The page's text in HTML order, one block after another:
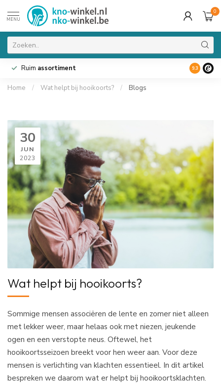
MENU
0
Ruim assortiment 9.3
Home / Wat helpt bij hooikoorts? / Blogs
30
JUN
2023
Wat helpt bij hooikoorts?
Sommige mensen associëren de lente en zomer niet alleen
met lekker weer, maar helaas ook met niezen, jeukende
ogen en een verstopte neus. Oftewel, het
hooikoortsseizoen breekt voor hen weer aan. Voor deze
mensen is verlichting van klachten essentieel. In dit artikel
bespreken we daarom wat er helpt bij hooikoortsklachten.